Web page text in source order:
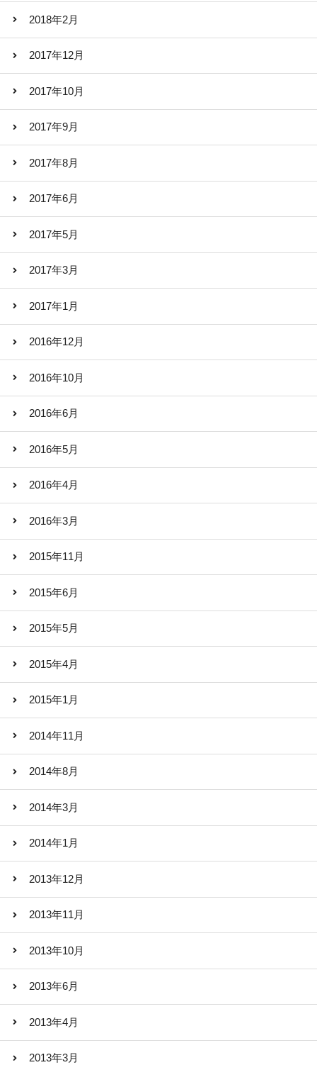
2018年2月
2017年12月
2017年10月
2017年9月
2017年8月
2017年6月
2017年5月
2017年3月
2017年1月
2016年12月
2016年10月
2016年6月
2016年5月
2016年4月
2016年3月
2015年11月
2015年6月
2015年5月
2015年4月
2015年1月
2014年11月
2014年8月
2014年3月
2014年1月
2013年12月
2013年11月
2013年10月
2013年6月
2013年4月
2013年3月